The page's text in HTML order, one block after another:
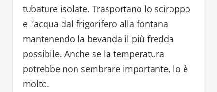
tubature isolate. Trasportano lo sciroppo
e l’acqua dal frigorifero alla fontana
mantenendo la bevanda il più fredda
possibile. Anche se la temperatura
potrebbe non sembrare importante, lo è
molto.